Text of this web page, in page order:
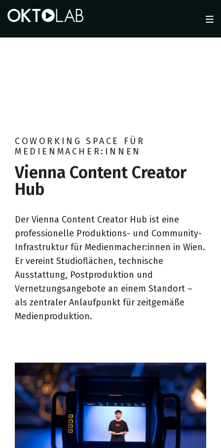
Skip
to
main
Skip
to
content
Skip
to
footer
Creator
Hub
COWORKING SPACE FÜR
MEDIENMACHER:INNEN
Vienna Content Creator
Hub
Der Vienna Content Creator Hub ist eine
professionelle Produktions- und Community-
Infrastruktur für Medienmacher:innen in Wien.
Er vereint Studioflächen, technische
Ausstattung, Postproduktion und
Vernetzungsangebote an einem Standort –
als zentraler Anlaufpunkt für zeitgemäße
Medienproduktion.